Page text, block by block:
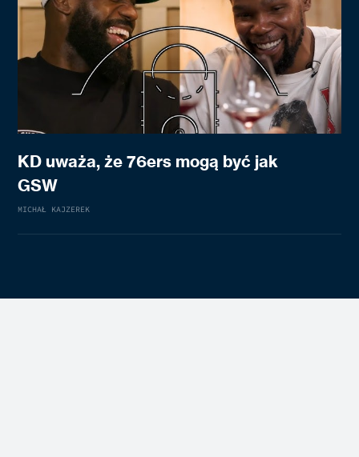
KD uważa, że 76ers mogą być jak
GSW
MICHAŁ KAJZEREK